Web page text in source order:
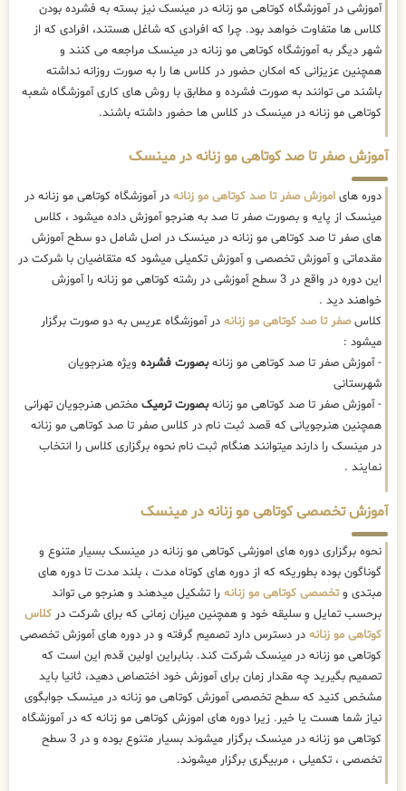
آموزشی در آموزشگاه کوتاهی مو زنانه در مینسک نیز بسته به فشرده بودن
کلاس ها متفاوت خواهد بود. چرا که افرادی که شاغل هستند، افرادی که از
شهر دیگر به آموزشگاه کوتاهی مو زنانه در مینسک مراجعه می کنند و
همچنین عزیزانی که امکان حضور در کلاس ها را به صورت روزانه نداشته
باشند می توانند به صورت فشرده و مطابق با روش های کاری آموزشگاه شعبه
کوتاهی مو زنانه در مینسک در کلاس ها حضور داشته باشند.
آموزش صفر تا صد کوتاهی مو زنانه در مینسک
دوره های اموزش صفر تا صد کوتاهی مو زنانه در آموزشگاه کوتاهی مو زنانه در
مینسک از پایه و بصورت صفر تا صد به هنرجو آموزش داده میشود ، کلاس
های صفر تا صد کوتاهی مو زنانه در مینسک در اصل شامل دو سطح آموزش
مقدماتی و آموزش تخصصی و آموزش تکمیلی میشود که متقاضیان با شرکت در
این دوره در واقع در 3 سطح آموزشی در رشته کوتاهی مو زنانه را آموزش
خواهند دید .
کلاسصفر تا صد کوتاهی مو زنانه در آموزشگاه عریس به دو صورت برگزار
میشود :
- آموزش صفر تا صد کوتاهی مو زنانهبصورت فشرده ویژه هنرجویان
شهرستانی
- آموزش صفر تا صد کوتاهی مو زنانهبصورت ترمیک مختص هنرجویان تهرانی
همچنین هنرجویانی که قصد ثبت نام در کلاس صفر تا صد کوتاهی مو زنانه
در مینسک را دارند میتوانند هنگام ثبت نام نحوه برگزاری کلاس را انتخاب
نمایند .
آموزش تخصصی کوتاهی مو زنانه در مینسک
نحوه برگزاری دوره های اموزشی کوتاهی مو زنانه در مینسک بسیار متنوع و
گوناگون بوده بطوریکه که از دوره های کوتاه مدت ، بلند مدت تا دوره های
مبتدی وتخصصی کوتاهی مو زنانه را تشکیل میدهند و هنرجو می تواند
برحسب تمایل و سلیقه خود و همچنین میزان زمانی که برای شرکت در کلاس
کوتاهی مو زنانه در دسترس دارد تصمیم گرفته و در دوره های آموزش تخصصی
کوتاهی مو زنانه در مینسک شرکت کند. بنابراین اولین قدم این است که
تصمیم بگیرید چه مقدار زمان برای آموزش خود اختصاص دهید، ثانیا باید
مشخص کنید که سطح تخصصی آموزش کوتاهی مو زنانه در مینسک جوابگوی
نیاز شما هست یا خیر. زیرا دوره های اموزش کوتاهی مو زنانه که در آموزشگاه
کوتاهی مو زنانه در مینسک برگزار میشوند بسیار متنوع بوده و در 3 سطح
تخصصی ، تکمیلی ، مربیگری برگزار میشوند.